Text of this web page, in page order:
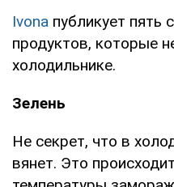
Ivona публикует пять
продуктов, которые
холодильнике.
Зелень
Не секрет, что в
вянет. Это